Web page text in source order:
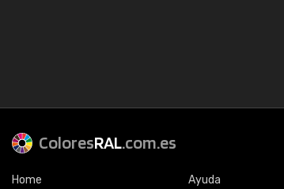
ColoresRAL.com.es
Home Ayuda